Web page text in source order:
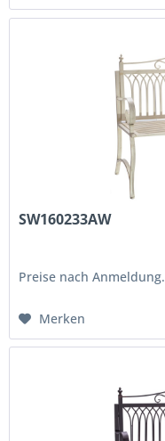
SW160233AW
Preise nach Anmeldung.
Merken